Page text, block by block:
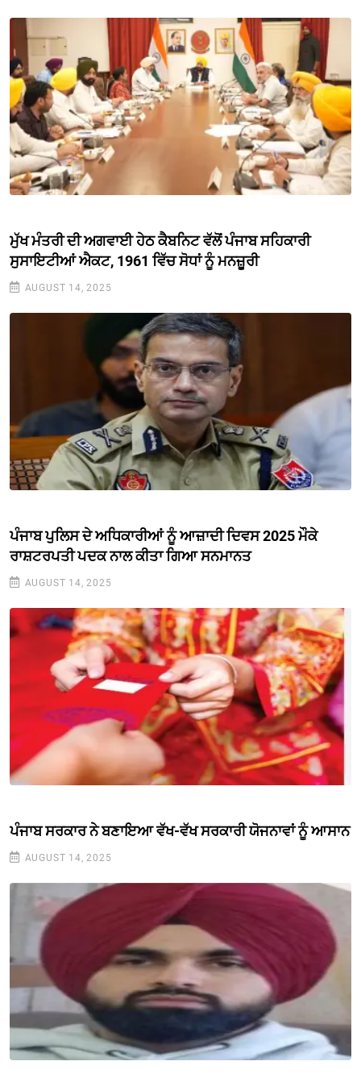
ਮੁੱਖ ਮੰਤਰੀ ਦੀ ਅਗਵਾਈ ਹੇਠ ਕੈਬਨਿਟ ਵੱਲੋਂ ਪੰਜਾਬ ਸਹਿਕਾਰੀ
ਸੁਸਾਇਟੀਆਂ ਐਕਟ, 1961 ਵਿੱਚ ਸੋਧਾਂ ਨੂੰ ਮਨਜ਼ੂਰੀ
AUGUST 14, 2025
ਪੰਜਾਬ ਪੁਲਿਸ ਦੇ ਅਧਿਕਾਰੀਆਂ ਨੂੰ ਆਜ਼ਾਦੀ ਦਿਵਸ 2025 ਮੌਕੇ
ਰਾਸ਼ਟਰਪਤੀ ਪਦਕ ਨਾਲ ਕੀਤਾ ਗਿਆ ਸਨਮਾਨਤ
AUGUST 14, 2025
ਪੰਜਾਬ ਸਰਕਾਰ ਨੇ ਬਣਾਇਆ ਵੱਖ-ਵੱਖ ਸਰਕਾਰੀ ਯੋਜਨਾਵਾਂ ਨੂੰ ਆਸਾਨ
AUGUST 14, 2025